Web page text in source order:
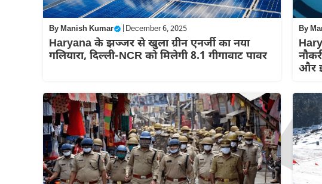
ByManish Kumar December 6, 2025
Haryana के झज्जर से खुला ग्रीन एनर्जी का नया
गलियारा, दिल्ली-NCR को मिलेगी 8.1 गीगावाट पावर
By
और